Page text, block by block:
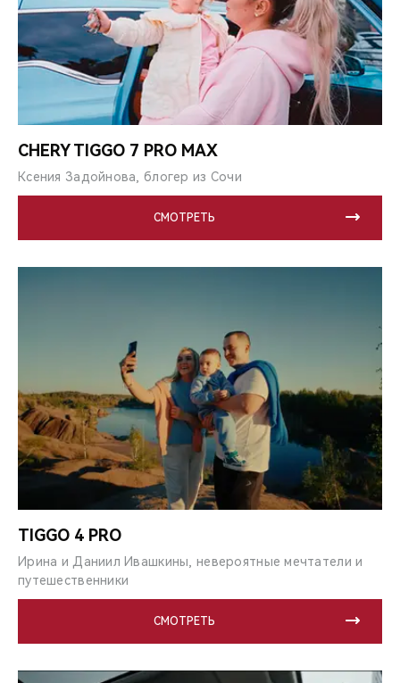
CHERY TIGGO 7 PRO MAX
Ксения Задойнова, блогер из Сочи
СМОТРЕТЬ
TIGGO 4 PRO
Ирина и Даниил Ивашкины, невероятные мечтатели и
путешественники
СМОТРЕТЬ